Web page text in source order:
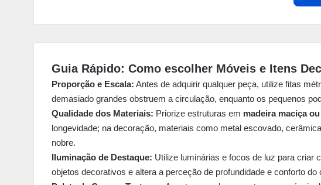
Guia Rápido: Como escolher Móveis e Itens
Proporção e Escala: Antes de adquirir qualquer peça, utilize fitas
demasiado grandes obstruem a circulação, enquanto os pequenos
Qualidade dos Materiais: Priorize estruturas em madeira maciça
longevidade; na decoração, materiais como metal escovado,
nobre.
Iluminação de Destaque: Utilize luminárias e focos de luz para criar
objetos decorativos e altera a perceção de profundidade e conforto do